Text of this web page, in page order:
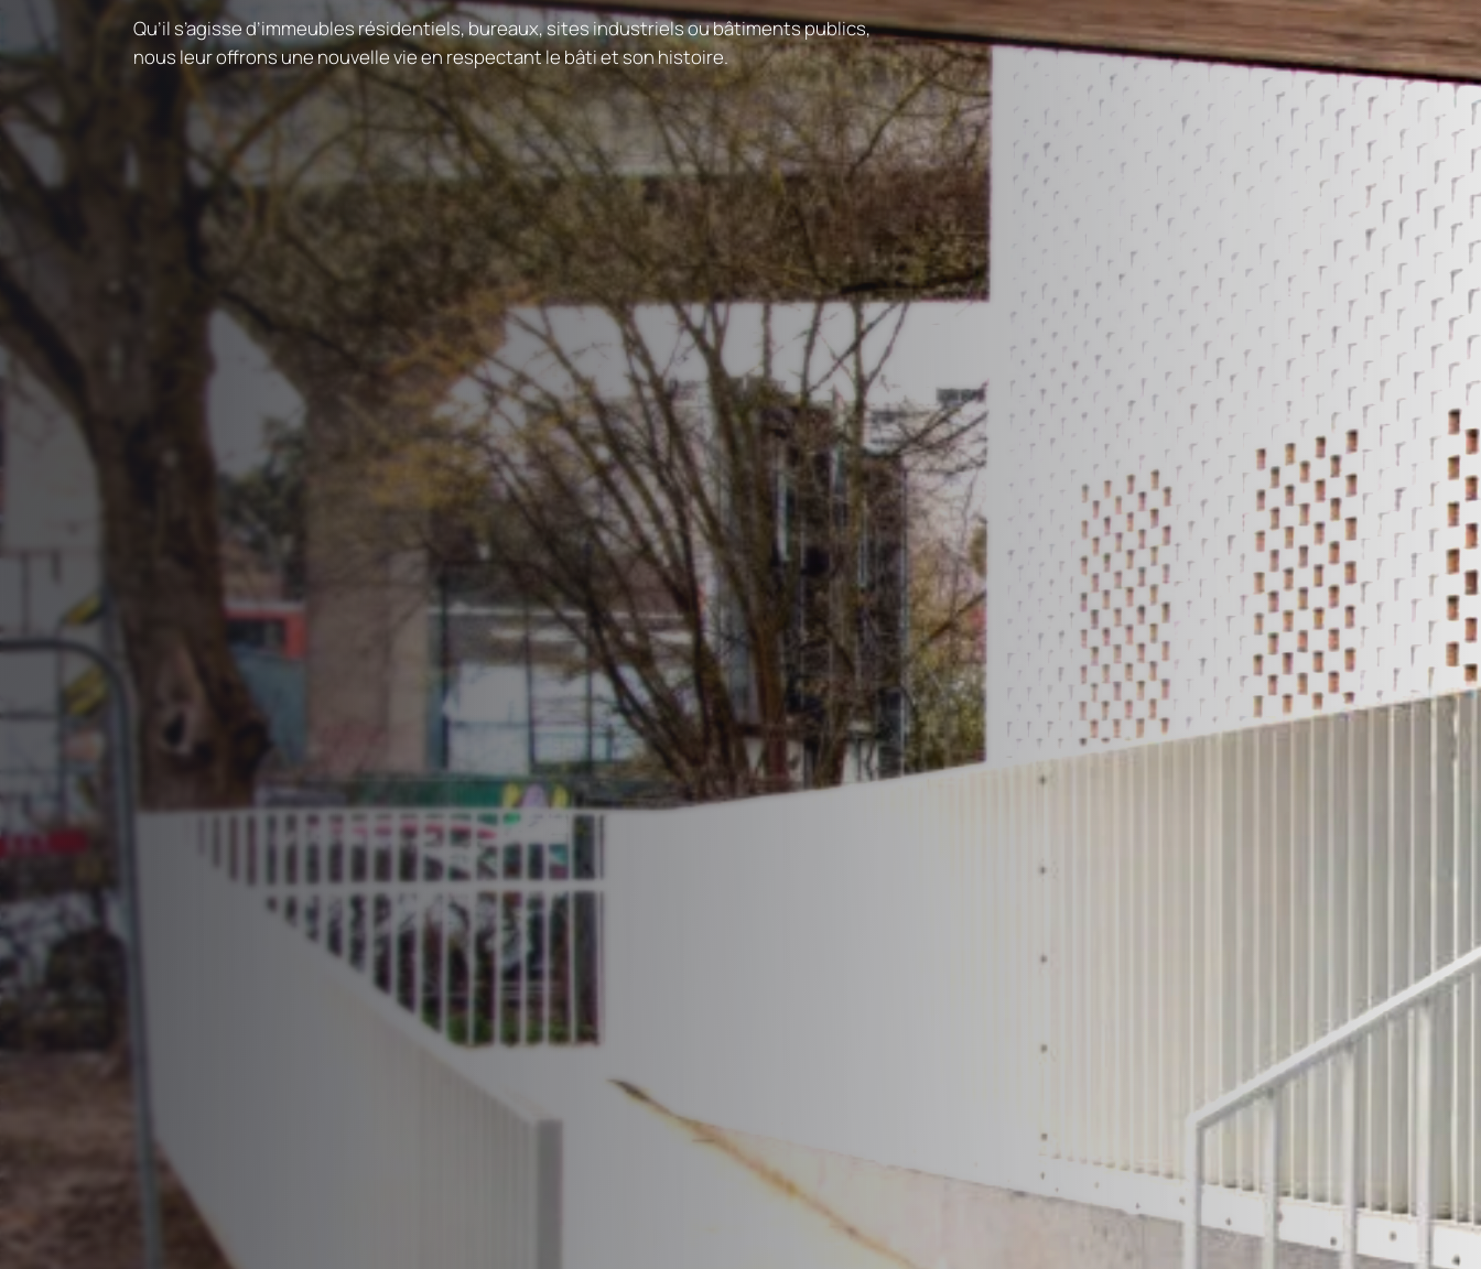
Qu’il s’agisse d’immeubles résidentiels, bureaux, sites industriels ou bâtiments publics,
nous leur offrons une nouvelle vie en respectant le bâti et son histoire.